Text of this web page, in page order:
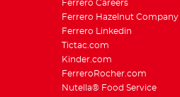
Ferrero Careers
Ferrero Hazelnut Company
Ferrero Linkedin
Tictac.com
Kinder.com
FerreroRocher.com
Nutella® Food Service